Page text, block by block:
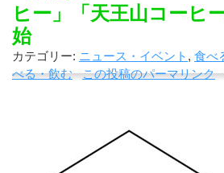
ヒー」「天王山コーヒ
始
カテゴリー: ニュース・イベント , 食べ
べる・飲む
この投稿のパーマリンク